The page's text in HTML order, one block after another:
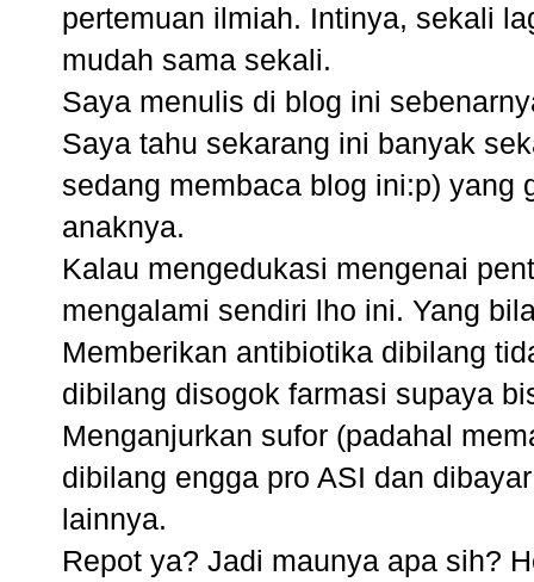
pertemuan ilmiah. Intinya, sekali
mudah sama sekali.
Saya menulis di blog ini
Saya tahu sekarang ini banyak
sedang membaca blog ini:p) yang
anaknya.
Kalau mengedukasi mengenai
mengalami sendiri lho ini. Yang
Memberikan antibiotika dibilang
dibilang disogok farmasi supaya
Menganjurkan sufor (padahal
dibilang engga pro ASI dan
lainnya.
Repot ya? Jadi maunya apa sih?